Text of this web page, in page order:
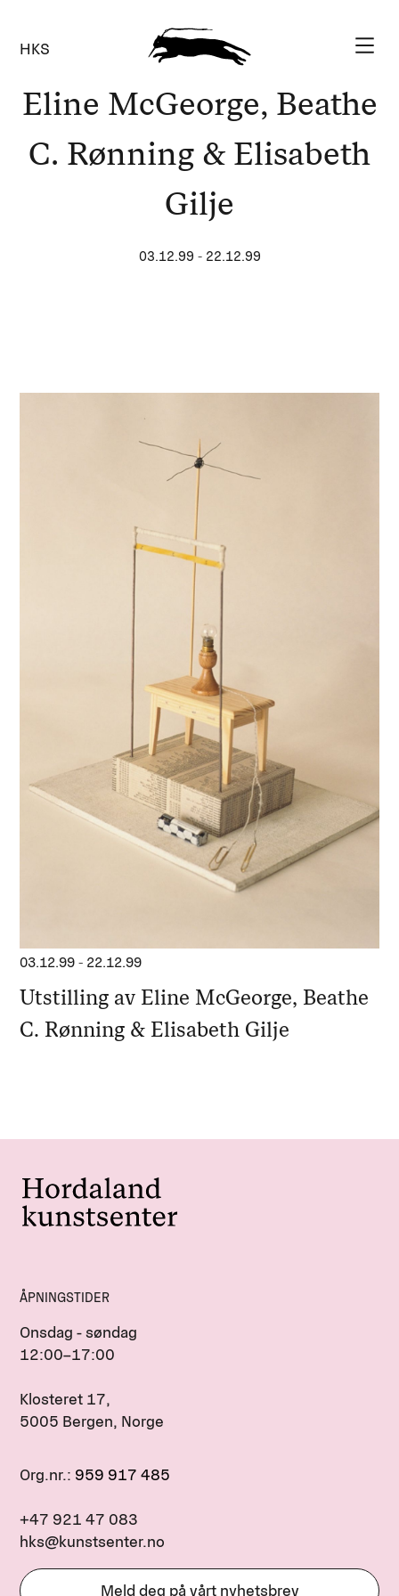
HKS
Eline McGeorge, Beathe
C. Rønning & Elisabeth
Gilje
03.12.99 - 22.12.99
03.12.99 - 22.12.99
Utstilling av Eline McGeorge, Beathe
C. Rønning & Elisabeth Gilje
ÅPNINGSTIDER
Onsdag - søndag
12:00–17:00
Klosteret 17,
5005 Bergen, Norge
Org.nr.: 959 917 485
+47 921 47 083
hks@kunstsenter.no
Meld deg på vårt nyhetsbrev